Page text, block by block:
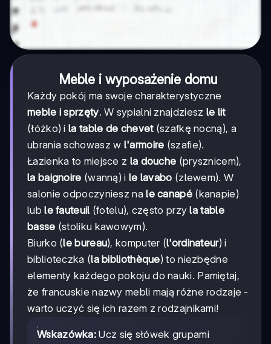
Meble i wyposażenie domu
Każdy pokój ma swoje charakterystyczne
meble i sprzęty. W sypialni znajdziesz le lit
(łóżko) i la table de chevet(szafkę nocną), a
ubrania schowasz w l'armoire (szafie).
Łazienka to miejsce z la douche (prysznicem),
la baignoire (wanną) i le lavabo (zlewem). W
salonie odpoczyniesz nale canapé(kanapie)
luble fauteuil (fotelu), często przyla table
basse (stoliku kawowym).
Biurko (le bureau), komputer (l'ordinateur) i
biblioteczka (la bibliothèque) to niezbędne
elementy każdego pokoju do nauki. Pamiętaj,
że francuskie nazwy mebli mają różne rodzaje -
warto uczyć się ich razem z rodzajnikami!
Wskazówka: Ucz się słówek grupami